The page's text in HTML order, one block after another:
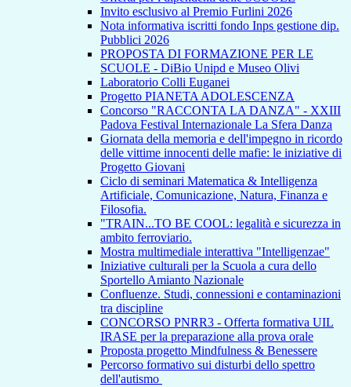
Invito esclusivo al Premio Furlini 2026
Nota informativa iscritti fondo Inps gestione dip.
Pubblici 2026
PROPOSTA DI FORMAZIONE PER LE
SCUOLE - DiBio Unipd e Museo Olivi
Laboratorio Colli Euganei
Progetto PIANETA ADOLESCENZA
Concorso "RACCONTA LA DANZA" - XXIII
Padova Festival Internazionale La Sfera Danza
Giornata della memoria e dell'impegno in ricordo
delle vittime innocenti delle mafie: le iniziative di
Progetto Giovani
Ciclo di seminari Matematica & Intelligenza
Artificiale, Comunicazione, Natura, Finanza e
Filosofia.
"TRAIN...TO BE COOL: legalità e sicurezza in
ambito ferroviario.
Mostra multimediale interattiva "Intelligenzae"
Iniziative culturali per la Scuola a cura dello
Sportello Amianto Nazionale
Confluenze. Studi, connessioni e contaminazioni
tra discipline
CONCORSO PNRR3 - Offerta formativa UIL
IRASE per la preparazione alla prova orale
Proposta progetto Mindfulness & Benessere
Percorso formativo sui disturbi dello spettro
dell'autismo